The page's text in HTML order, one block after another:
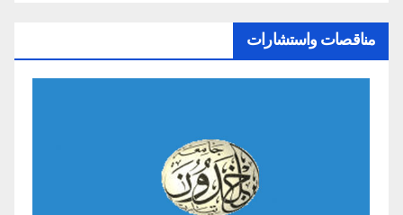
مناقصات واستشارات